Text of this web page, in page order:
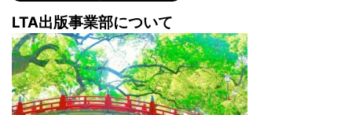
LTA出版事業部について